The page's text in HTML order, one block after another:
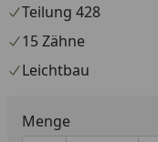
Teilung 428
15 Zähne
Leichtbau
Menge